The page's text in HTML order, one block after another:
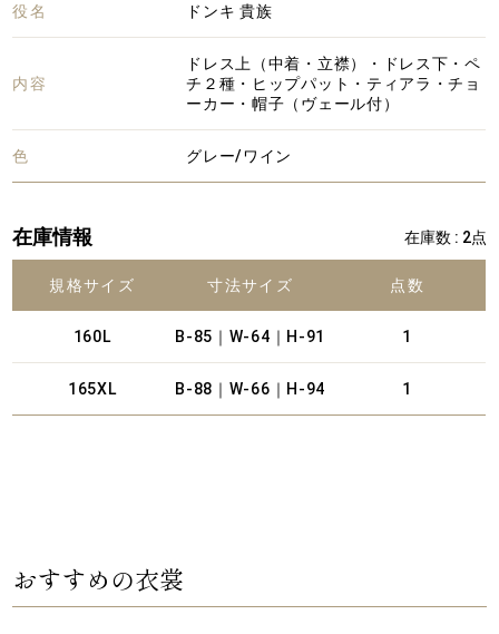
役名 ドンキ 貴族
内容
ドレス上（中着・立襟）・ドレス下・ペ
チ２種・ヒップパット・ティアラ・チョ
ーカー・帽子（ヴェール付）
色 グレー/ワイン
在庫情報 在庫数 : 2点
規格サイズ 寸法サイズ 点数
160L B-85｜W-64｜H-91 1
165XL B-88｜W-66｜H-94 1
おすすめの衣裳